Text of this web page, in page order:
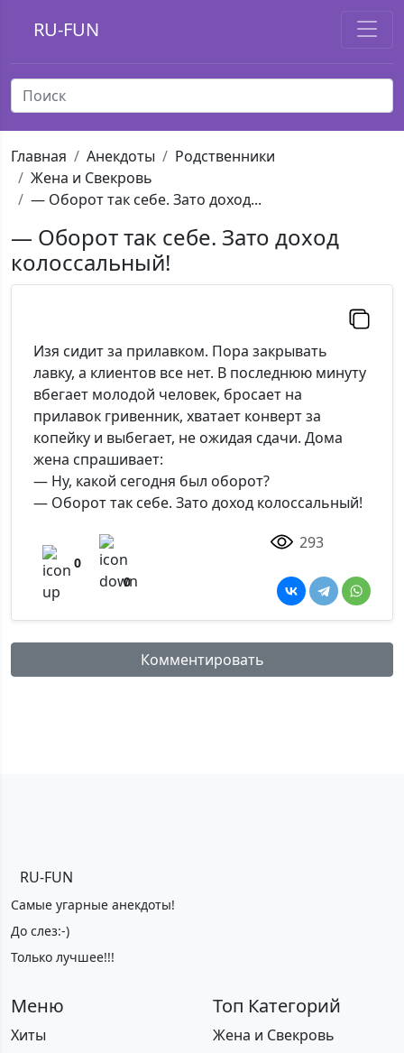
RU-FUN
Главная Анекдоты
Родственники
Жена и Свекровь
— Оборот так себе. Зато доход...
— Оборот так себе. Зато доход
колоссальный!
Изя сидит за прилавком. Пора закрывать
лавку, а клиентов все нет. В последнюю минуту
вбегает молодой человек, бросает на
прилавок гривенник, хватает конверт за
копейку и выбегает, не ожидая сдачи. Дома
жена спрашивает:
— Ну, какой сегодня был оборот?
— Оборот так себе. Зато доход колоссальный!
0
0
293
Комментировать
RU-FUN
Самые угарные анекдоты!
До слез:-)
Только лучшее!!!
Меню
Хиты
Топ Категорий
Жена и Свекровь